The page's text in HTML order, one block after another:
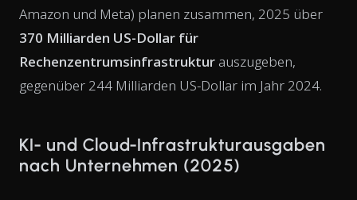
Amazon und Meta) planen zusammen, 2025 über
370 Milliarden US-Dollar für
Rechenzentrumsinfrastruktur auszugeben,
gegenüber 244 Milliarden US-Dollar im Jahr 2024.
KI- und Cloud-Infrastrukturausgaben
nach Unternehmen (2025)